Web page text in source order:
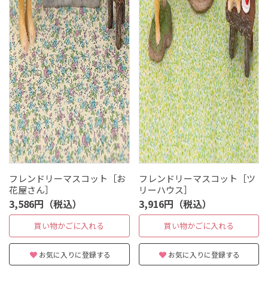
フレンドリーマスコット［お
花屋さん］
3,586円（税込）
買い物かごに入れる
お気に入りに登録する
フレンドリーマスコット［ツ
リーハウス］
3,916円（税込）
買い物かごに入れる
お気に入りに登録する